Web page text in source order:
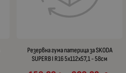
Резервна гума патерица за SKODA
SUPERB I R16 5x112x57,1 - 58см